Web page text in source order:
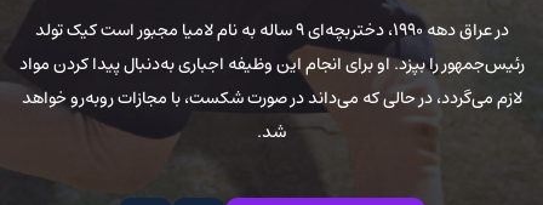
در عراق دهه ۱۹۹۰، دختربچه‌ای ۹ ساله به نام لامیا مجبور است کیک تولد
رئیس‌جمهور را بپزد. او برای انجام این وظیفه اجباری به‌دنبال پیدا کردن مواد
لازم می‌گردد، در حالی که می‌داند در صورت شکست، با مجازات روبه‌رو خواهد
شد.